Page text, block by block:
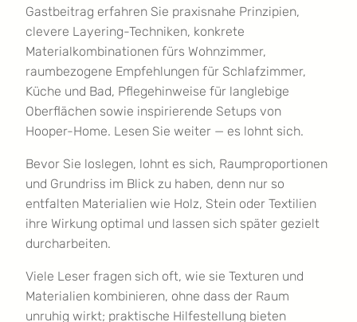
Gastbeitrag erfahren Sie praxisnahe Prinzipien,
clevere Layering-Techniken, konkrete
Materialkombinationen fürs Wohnzimmer,
raumbezogene Empfehlungen für Schlafzimmer,
Küche und Bad, Pflegehinweise für langlebige
Oberflächen sowie inspirierende Setups von
Hooper-Home. Lesen Sie weiter — es lohnt sich.
Bevor Sie loslegen, lohnt es sich, Raumproportionen
und Grundriss im Blick zu haben, denn nur so
entfalten Materialien wie Holz, Stein oder Textilien
ihre Wirkung optimal und lassen sich später gezielt
durcharbeiten.
Viele Leser fragen sich oft, wie sie Texturen und
Materialien kombinieren, ohne dass der Raum
unruhig wirkt; praktische Hilfestellung bieten